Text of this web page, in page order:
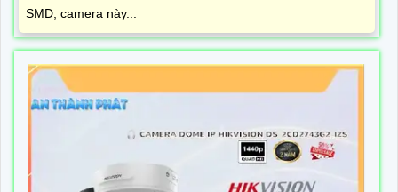
SMD, camera này...